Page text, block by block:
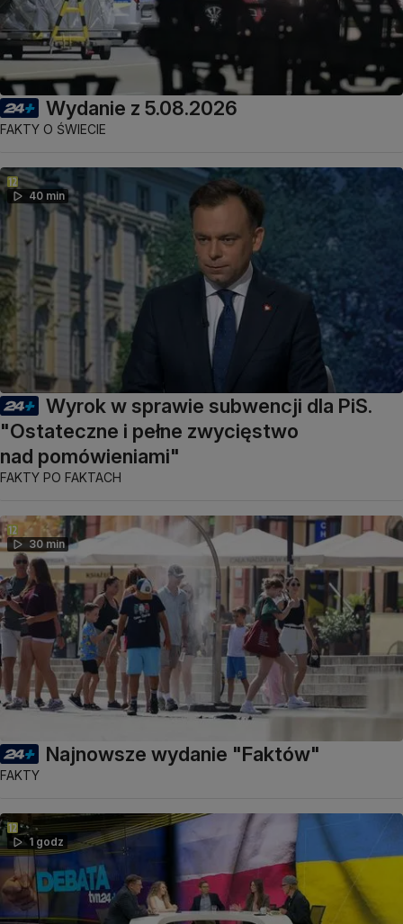
Wydanie z 5.08.2026
FAKTY O ŚWIECIE
40 min
Wyrok w sprawie subwencji dla PiS.
"Ostateczne i pełne zwycięstwo
nad pomówieniami"
FAKTY PO FAKTACH
30 min
Najnowsze wydanie "Faktów"
FAKTY
1 godz